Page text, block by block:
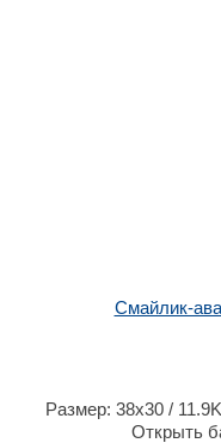
Смайлик-
Размер: 38x30 /
Открыть